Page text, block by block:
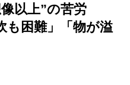
以上”の苦労
も困難」「物が溢